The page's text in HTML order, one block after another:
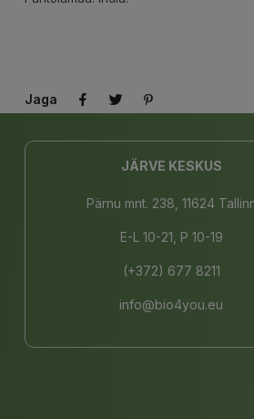
Jaga
JÄRVE KESKUS
Pärnu mnt. 238, 11624
E-L 10-21, P 10-19
(+372) 677 8211
info@bio4you.eu